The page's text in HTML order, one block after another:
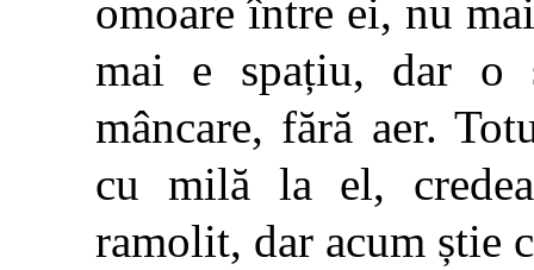
omoare între ei, nu
mai e spațiu, dar o
mâncare, fără aer.
cu milă la el,
ramolit, dar acum știe